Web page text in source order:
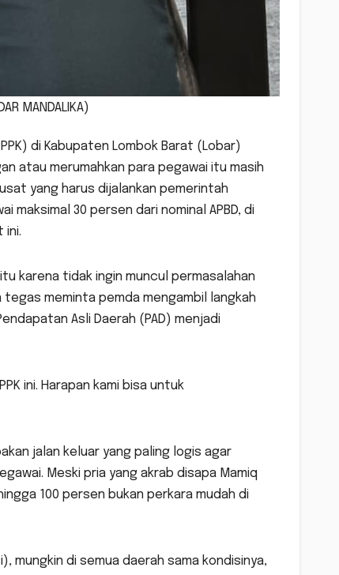
MANDALIKA)
di Kabupaten Lombok Barat (Lobar)
atau merumahkan para pegawai itu masih
yang harus dijalankan pemerintah
30 persen dari nominal APBD, di
ini.
karena tidak ingin muncul permasalahan
tegas meminta pemda mengambil langkah
Asli Daerah (PAD) menjadi
ini. Harapan kami bisa untuk
jalan keluar yang paling logis agar
Meski pria yang akrab disapa Mamiq
100 persen bukan perkara mudah di
mungkin di semua daerah sama kondisinya,